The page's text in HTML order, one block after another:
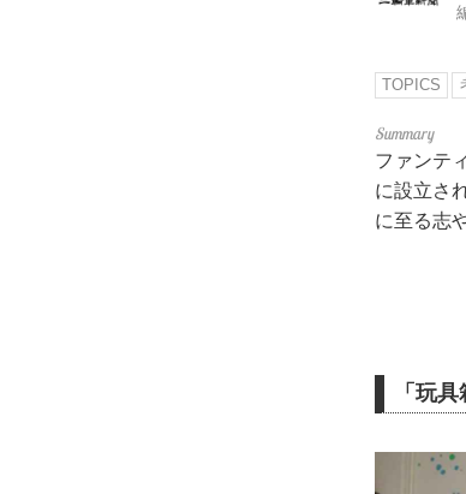
TOPICS
ファンテ
に設立さ
に至る志
「玩